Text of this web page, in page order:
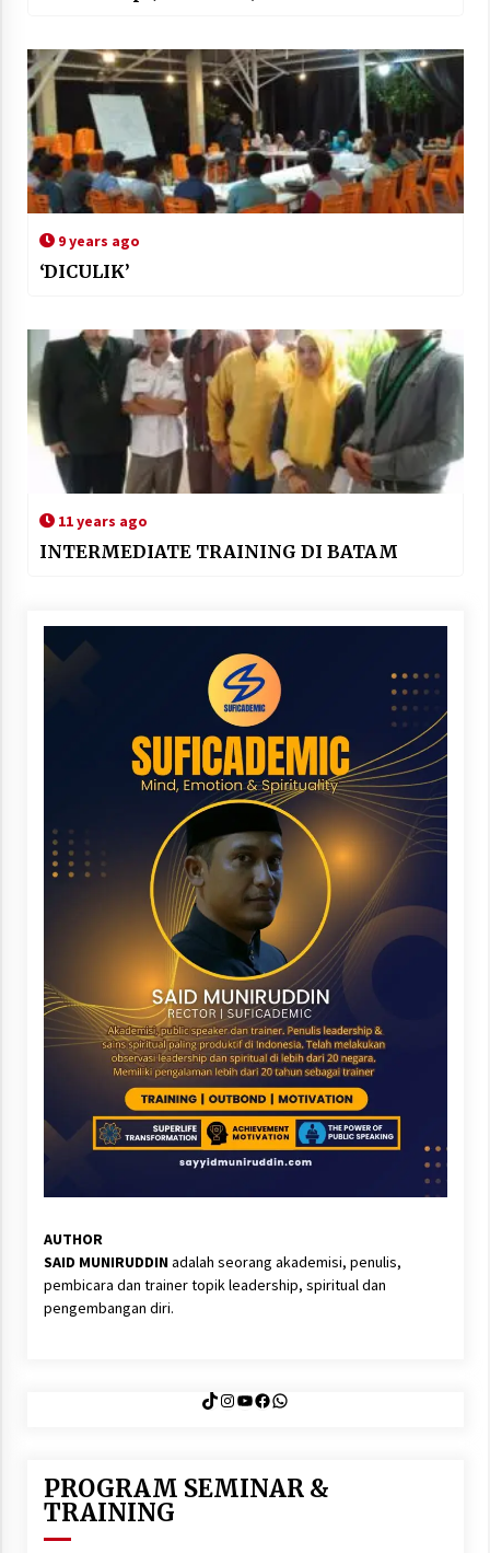
9 years ago
‘DICULIK’
11 years ago
INTERMEDIATE TRAINING DI BATAM
AUTHOR
SAID MUNIRUDDINadalah seorang akademisi, penulis,
pembicara dan trainer topik leadership, spiritual dan
pengembangan diri.
TikTok
Instagram
YouTube
Facebook
WhatsApp
PROGRAM SEMINAR &
TRAINING